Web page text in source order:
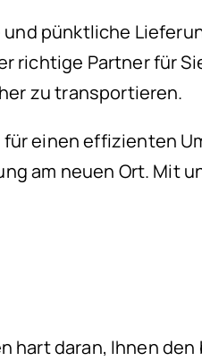
pünktliche
richtige Partner für
zu transportieren.
einen effizienten
am neuen Ort. Mit
daran, Ihnen den